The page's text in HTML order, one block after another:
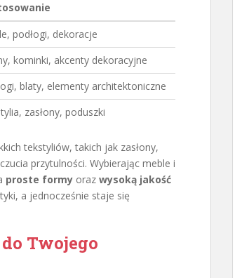
podłogi, dekoracje
kominki, akcenty dekoracyjne
blaty, elementy architektoniczne
zasłony, poduszki
tekstyliów, takich jak zasłony,
przytulności. Wybierając meble i
proste formy oraz wysoką jakość
a jednocześnie staje się
Twojego